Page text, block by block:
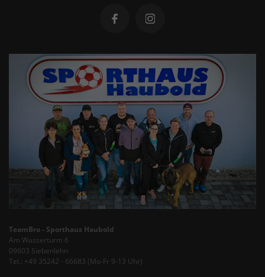
TeamBro - Sporthaus Haubold
Am Wasserturm 6
09603 Siebenlehn
Tel.: +49 35242 - 66683 (Mo-Fr 9-13 Uhr)